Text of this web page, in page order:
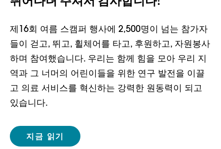
제16회 여름 스캠퍼 행사에 2,500명이 넘는 참가자
들이 걷고, 뛰고, 휠체어를 타고, 후원하고, 자원봉사
하며 참여했습니다. 우리는 함께 힘을 모아 우리 지
역과 그 너머의 어린이들을 위한 연구 발전을 이끌
고 의료 서비스를 혁신하는 강력한 원동력이 되고
있습니다.
지금 읽기